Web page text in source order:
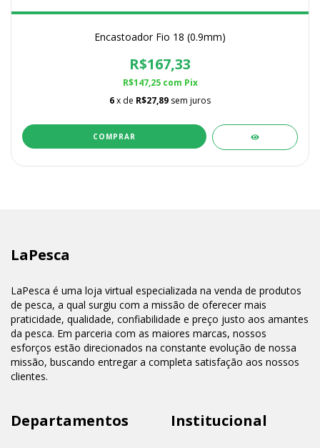
Encastoador Fio 18 (0.9mm)
R$167,33
R$147,25 com Pix
6x de R$27,89 sem juros
COMPRAR
LaPesca
LaPesca é uma loja virtual especializada na venda de produtos
de pesca, a qual surgiu com a missão de oferecer mais
praticidade, qualidade, confiabilidade e preço justo aos amantes
da pesca. Em parceria com as maiores marcas, nossos
esforços estão direcionados na constante evolução de nossa
missão, buscando entregar a completa satisfação aos nossos
clientes.
Departamentos Institucional